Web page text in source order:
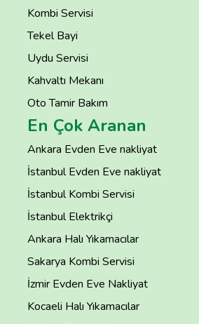
Kombi Servisi
Tekel Bayi
Uydu Servisi
Kahvaltı Mekanı
Oto Tamir Bakım
En Çok Aranan
Ankara Evden Eve nakliyat
İstanbul Evden Eve nakliyat
İstanbul Kombi Servisi
İstanbul Elektrikçi
Ankara Halı Yıkamacılar
Sakarya Kombi Servisi
İzmir Evden Eve Nakliyat
Kocaeli Halı Yıkamacılar